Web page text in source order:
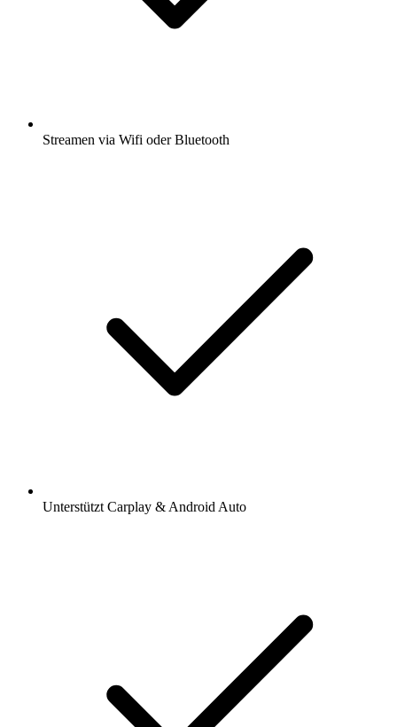
Streamen via Wifi oder Bluetooth
Unterstützt Carplay & Android Auto